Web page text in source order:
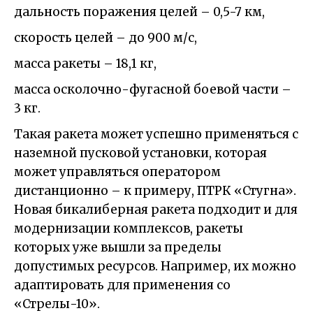
дальность поражения целей – 0,5-7 км,
скорость целей – до 900 м/с,
масса ракеты – 18,1 кг,
масса осколочно-фугасной боевой части –
3 кг.
Такая ракета может успешно применяться с
наземной пусковой установки, которая
может управляться оператором
дистанционно – к примеру, ПТРК «Стугна».
Новая бикалиберная ракета подходит и для
модернизации комплексов, ракеты
которых уже вышли за пределы
допустимых ресурсов. Например, их можно
адаптировать для применения со
«Стрелы-10».